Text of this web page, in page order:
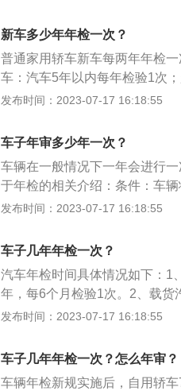
发动机、底盘、车身及其附属
各主要总成是否更换，与初检
灯光、排气及其他安全性能是
是否经过改装、改型、改造、
相符，有无变化，是否办理了
意事项：汽车在机动车检验有
定，机动车所有人在处理完机
机动车年检。
新车多少年年检一次？
普通家用轿车新车每两年年检
车：汽车5年以内每年检验1次
中型非营运载客汽车：汽车10
验1次；超过15年，每6个月检验
发布时间：2023-07-17 16:18:55
车子年审多少年一次？
车辆在一般情况下一年会进行
于年检的相关介绍：条件：车
破损不全、字迹不清或自行仿
5座以下的小车没关系）面包车
减，面包车座不能多或者少，
门，不能开顶，不能加尾板）
车辆有未处理的交通违章，或
发布时间：2023-07-17 16:18:55
车子几年年检一次？
汽车年检时间具体情况如下：1
年，每6个月检验1次。2、载货
年检验1次；超过10年，每6个
机动车年检时间如下：1、摩托
次；2、拖拉机和其他机动车：
发布时间：2023-07-17 16:18:55
车子几年年检一次？怎么年审？
车辆年检新规实施后，自用轿